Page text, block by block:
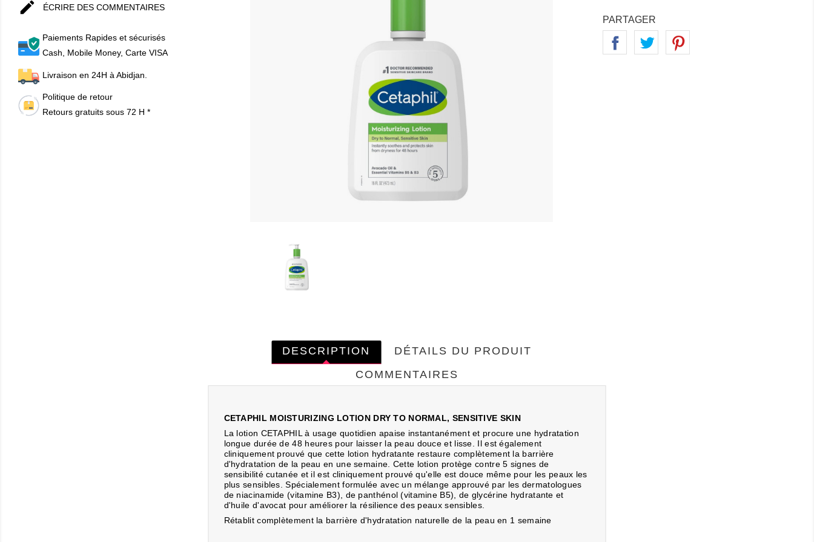
 ÉCRIRE DES COMMENTAIRES
Paiements Rapides et sécurisés
Cash, Mobile Money, Carte VISA
Livraison en 24H à Abidjan.
Politique de retour
Retours gratuits sous 72 H *
PARTAGER
DESCRIPTION
DÉTAILS DU PRODUIT
COMMENTAIRES
CETAPHIL MOISTURIZING LOTION DRY TO NORMAL, SENSITIVE SKIN
La lotion CETAPHIL à usage quotidien apaise instantanément et procure une hydratation
longue durée de 48 heures pour laisser la peau douce et lisse. Il est également
cliniquement prouvé que cette lotion hydratante restaure complètement la barrière
d'hydratation de la peau en une semaine. Cette lotion protège contre 5 signes de
sensibilité cutanée et il est cliniquement prouvé qu'elle est douce même pour les peaux les
plus sensibles. Spécialement formulée avec un mélange approuvé par les dermatologues
de niacinamide (vitamine B3), de panthénol (vitamine B5), de glycérine hydratante et
d'huile d'avocat pour améliorer la résilience des peaux sensibles.
Rétablit complètement la barrière d'hydratation naturelle de la peau en 1 semaine